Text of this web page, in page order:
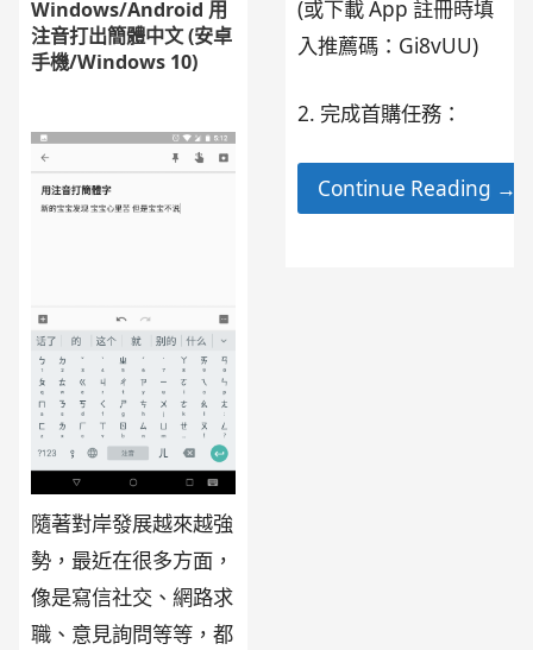
(或下載 App 註冊時填
入推薦碼：Gi8vUU)
2. 完成首購任務：
Continue Reading →
Windows/Android 用
注音打出簡體中文 (安卓
手機/Windows 10)
隨著對岸發展越來越強
勢，最近在很多方面，
像是寫信社交、網路求
職、意見詢問等等，都